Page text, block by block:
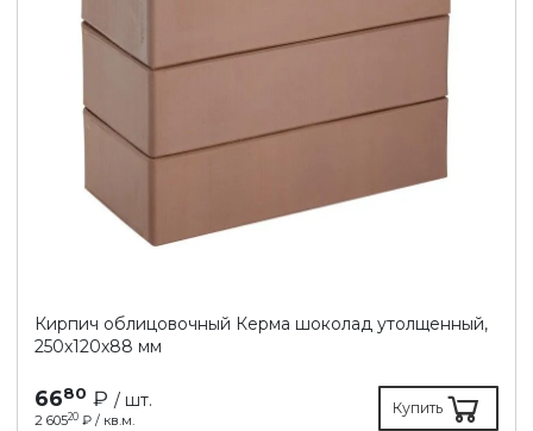
Кирпич облицовочный Керма шоколад утолщенный,
250х120х88 мм
6680 ₽ / шт.
2 60520 ₽ / кв.м.
Купить